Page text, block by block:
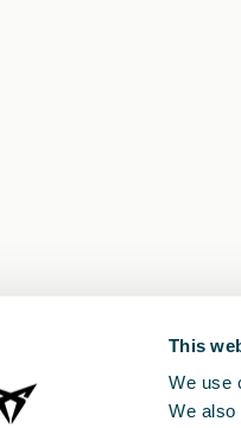
This
We use
We also